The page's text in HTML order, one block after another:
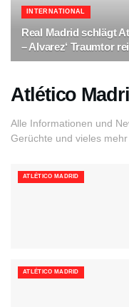
INTERNATIONAL
Real Madrid schlägt
– Alvarez‘ Traumtor
Atlético
Alle Informationen und
Gerüchte und vieles mehr
ATLÉTICO MADRID
ATLÉTICO MADRID